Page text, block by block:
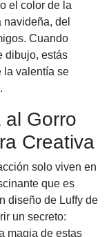
el color de la
del
Cuando
dibujo, estás
la valentía se
al Gorro
Creativa
solo viven en
que es
diseño de Luffy de
un secreto:
magia de estas